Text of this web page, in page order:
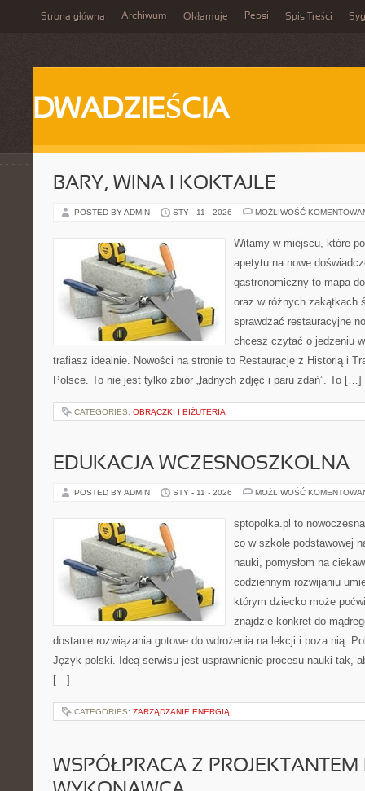
Strona główna Archiwum Okłamuje Pepsi Spis Treści
DWADZIEŚCIA
BARY, WINA I KOKTAJLE
POSTED BY ADMIN STY - 11 - 2026 MOŻLIWOŚĆ
Witamy w miejscu, które
apetytu na nowe
gastronomiczny to mapa
oraz w różnych zakątkach
sprawdzać restauracyjne
chcesz czytać o jedzeniu
trafiasz idealnie. Nowości na stronie to Restauracje z Historią i
Polsce. To nie jest tylko zbiór „ładnych zdjęć i paru zdań”. To […]
CATEGORIES: OBRĄCZKI I BIŻUTERIA
EDUKACJA WCZESNOSZKOLNA
POSTED BY ADMIN STY - 11 - 2026 MOŻLIWOŚĆ
sptopolka.pl to
co w szkole podstawowej
nauki, pomysłom na
codziennym rozwijaniu
którym dziecko może
znajdzie konkret do
dostanie rozwiązania gotowe do wdrożenia na lekcji i poza nią.
Język polski. Ideą serwisu jest usprawnienie procesu nauki tak,
[…]
CATEGORIES: ZARZĄDZANIE ENERGIĄ
WSPÓŁPRACA Z PROJEKTANTEM